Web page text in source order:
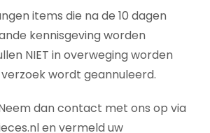
items die na de 10 dagen
kennisgeving worden
NIET in overweging worden
wordt geannuleerd.
dan contact met ons op via
en vermeld uw